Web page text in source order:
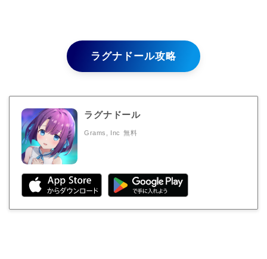
ラグナドール攻略
ラグナドール
Grams, Inc 無料